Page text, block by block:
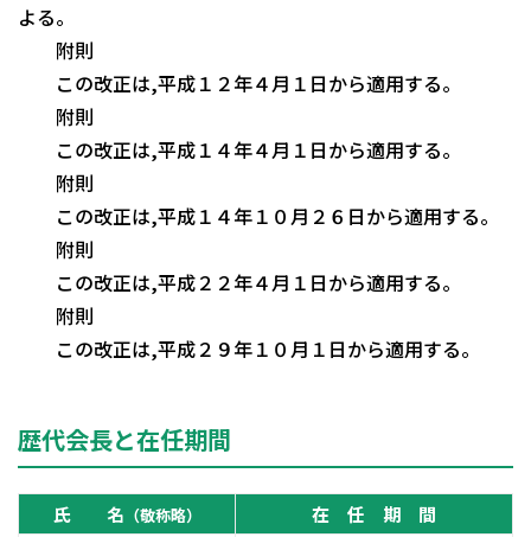
よる。
附則
この改正は,平成１２年４月１日から適用する。
附則
この改正は,平成１４年４月１日から適用する。
附則
この改正は,平成１４年１０月２６日から適用する。
附則
この改正は,平成２２年４月１日から適用する。
附則
この改正は,平成２９年１０月１日から適用する。
歴代会長と在任期間
氏 名 （敬称略） 在 任 期 間